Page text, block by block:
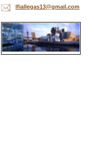
lfiallegas13@gmail.com